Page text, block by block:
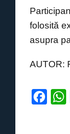
folosită
asupra
AUTOR:
F